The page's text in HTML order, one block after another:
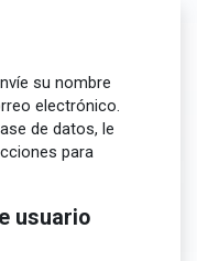
su nombre
electrónico.
de datos, le
para
usuario